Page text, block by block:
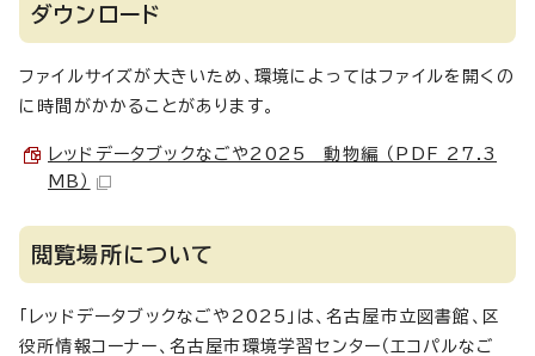
ダウンロード
ファイルサイズが大きいため、環境によってはファイルを開くの
に時間がかかることがあります。
レッドデータブックなごや2025 動物編 （PDF 27.3
MB）
閲覧場所について
「レッドデータブックなごや2025」は、名古屋市立図書館、区
役所情報コーナー、名古屋市環境学習センター（エコパルなご